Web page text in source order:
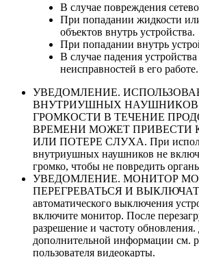
В случае повреждения
При попадании жидкости
объектов внутрь устройства.
При попадании внутрь
В случае падения
неисправностей в его работе.
УВЕДОМЛЕНИЕ.
ВНУТРИУШНЫХ
ГРОМКОСТИ В ТЕЧЕНИЕ
ВРЕМЕНИ МОЖЕТ ПРИВЕСТИ
ИЛИ ПОТЕРЕ СЛУХА. При
внутриушных наушников не
громко, чтобы не повредить
УВЕДОМЛЕНИЕ. МОНИТОР
ПЕРЕГРЕВАТЬСЯ И
автоматического выключения
включите монитор. После
разрешение и частоту
дополнительной информации см.
пользователя видеокарты.